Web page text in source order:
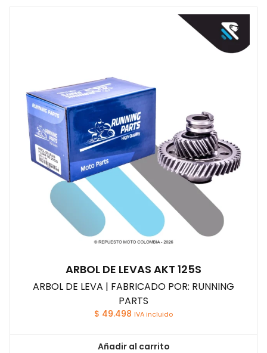
ARBOL DE LEVAS AKT 125S
ARBOL DE LEVA | FABRICADO POR: RUNNING
PARTS
$ 49.498 IVA incluido
Añadir al carrito